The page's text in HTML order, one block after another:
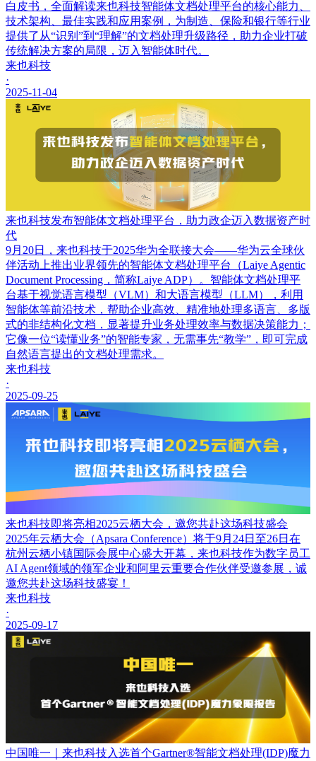
白皮书，全面解读来也科技智能体文档处理平台的核心能力、
技术架构、最佳实践和应用案例，为制造、保险和银行等行业
提供了从“识别”到“理解”的文档处理升级路径，助力企业打破
传统解决方案的局限，迈入智能体时代。
来也科技
·
2025-11-04
来也科技发布智能体文档处理平台，助力政企迈入数据资产时
代
9月20日，来也科技于2025华为全联接大会——华为云全球伙
伴活动上推出业界领先的智能体文档处理平台（Laiye Agentic
Document Processing，简称Laiye ADP）。智能体文档处理平
台基于视觉语言模型（VLM）和大语言模型（LLM），利用
智能体等前沿技术，帮助企业高效、精准地处理多语言、多版
式的非结构化文档，显著提升业务处理效率与数据决策能力；
它像一位“读懂业务”的智能专家，无需事先“教学”，即可完成
自然语言提出的文档处理需求。
来也科技
·
2025-09-25
来也科技即将亮相2025云栖大会，邀您共赴这场科技盛会
2025年云栖大会（Apsara Conference）将于9月24日至26日在
杭州云栖小镇国际会展中心盛大开幕，来也科技作为数字员工
AI Agent领域的领军企业和阿里云重要合作伙伴受邀参展，诚
邀您共赴这场科技盛宴！
来也科技
·
2025-09-17
中国唯一｜来也科技入选首个Gartner®智能文档处理(IDP)魔力